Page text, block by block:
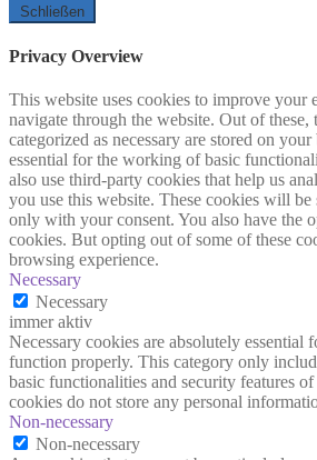
Schließen
Privacy Overview
This website uses cookies to improve your
navigate through the website. Out of these,
categorized as necessary are stored on
essential for the working of basic
also use third-party cookies that help us
you use this website. These cookies will
only with your consent. You also have the
cookies. But opting out of some of these
browsing experience.
Necessary
Necessary
immer aktiv
Necessary cookies are absolutely essential
function properly. This category only
basic functionalities and security features
cookies do not store any personal
Non-necessary
Non-necessary